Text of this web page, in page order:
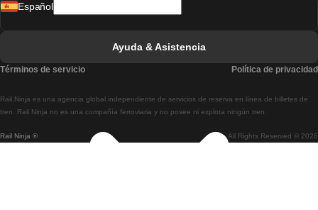
Tren De Lisboa A Braga
Tren De Braga A Lisboa
Rail Ninja ® All Rights Reserved © 2026
Rail.Ninja es una agencia global independiente de servicios de reserva en línea de billetes de
tren. Rail Ninja no es una compañía ferroviaria y no posee ni explota ningún tren.
Español
Ayuda & Asistencia
Términos de servicio Política de privacidad